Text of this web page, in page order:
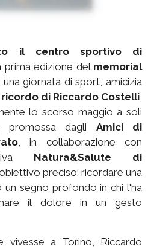
il centro sportivo di
prima edizione del memorial
una giornata di sport, amicizia
ricordo di Riccardo Costelli,
lo scorso maggio a soli
promossa dagli Amici di
, in collaborazione con
Natura&Salute di
preciso: ricordare una
un segno profondo in chi l'ha
il dolore in un gesto
vivesse a Torino, Riccardo